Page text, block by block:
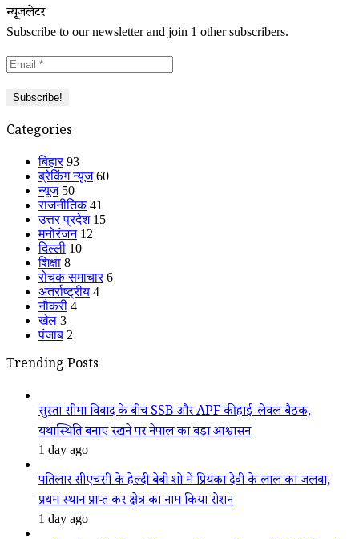
न्यूजलेटर
Subscribe to our newsletter and join 1 other subscribers.
Categories
बिहार 93
ब्रेकिंग न्यूज 60
न्यूज 50
राजनीतिक 41
उत्तर प्रदेश 15
मनोरंजन 12
दिल्ली 10
शिक्षा 8
रोचक समाचार 6
अंतर्राष्ट्रीय 4
नौकरी 4
खेल 3
पंजाब 2
Trending Posts
सुस्ता सीमा विवाद के बीच SSB और APF की हाई-लेवल बैठक,
यथास्थिति बनाए रखने पर नेपाल का बड़ा आश्वासन
1 day ago
पतिलार सीएचसी के हेल्दी बेबी शो में प्रियंका देवी के लाल का जलवा,
प्रथम स्थान प्राप्त कर क्षेत्र का नाम किया रोशन
1 day ago